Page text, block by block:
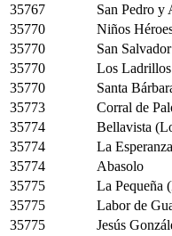
35767
San Pedro y
35770
Niños
35770
San
35770
Los Ladrillos
35770
Santa
35773
Corral de
35774
Bellavista
35774
La Esperanza
35774
Abasolo
35775
La Pequeña
35775
Labor de
35775
Jesús